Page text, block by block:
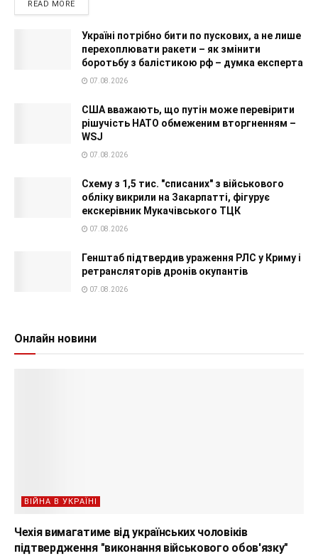
READ MORE
Україні потрібно бити по пускових, а не лише
перехоплювати ракети – як змінити
боротьбу з балістикою рф – думка експерта
07.08.2026
США вважають, що путін може перевірити
рішучість НАТО обмеженим вторгненням –
WSJ
07.08.2026
Схему з 1,5 тис. "списаних" з військового
обліку викрили на Закарпатті, фігурує
екскерівник Мукачівського ТЦК
07.08.2026
Генштаб підтвердив ураження РЛС у Криму і
ретрансляторів дронів окупантів
07.08.2026
Онлайн новини
ВІЙНА В УКРАЇНІ
Чехія вимагатиме від українських чоловіків
підтвердження "виконання військового обов'язку"